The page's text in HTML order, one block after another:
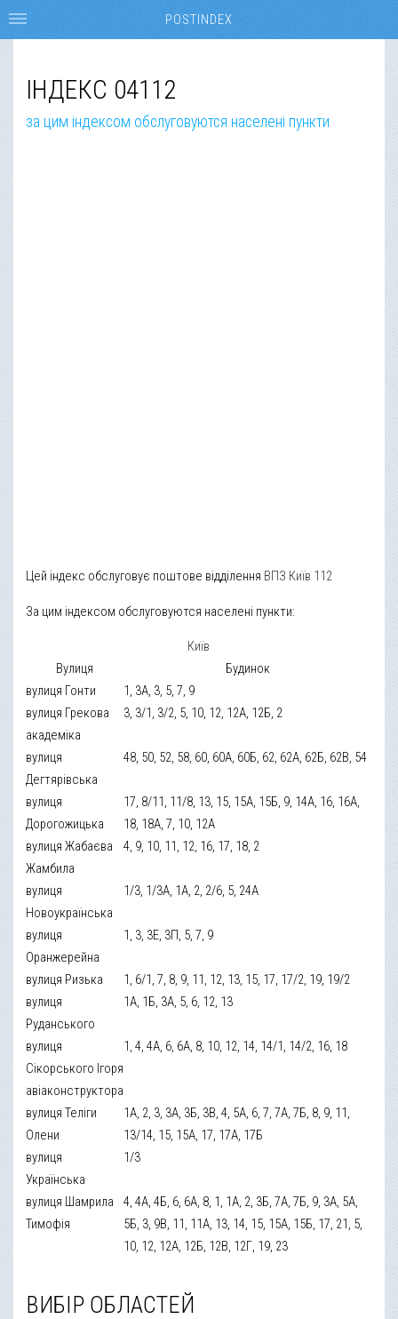
ІНДЕКС 04112
за цим індексом обслуговуются населені пункти
Цей індекс обслуговує поштове відділення ВПЗ Київ 112
За цим індексом обслуговуются населені пункти:
Київ
Вулиця
Будинок
вулиця Гонти
1, 3А, 3, 5, 7, 9
вулиця Грекова
академіка
3, 3/1, 3/2, 5, 10, 12, 12А, 12Б, 2
вулиця
Дегтярівська
48, 50, 52, 58, 60, 60А, 60Б, 62, 62А, 62Б, 62В, 54
вулиця
Дорогожицька
17, 8/11, 11/8, 13, 15, 15А, 15Б, 9, 14А, 16, 16А,
18, 18А, 7, 10, 12А
вулиця Жабаєва
Жамбила
4, 9, 10, 11, 12, 16, 17, 18, 2
вулиця
Новоукраїнська
1/3, 1/3А, 1А, 2, 2/6, 5, 24А
вулиця
Оранжерейна
1, 3, 3Е, 3П, 5, 7, 9
вулиця Ризька
1, 6/1, 7, 8, 9, 11, 12, 13, 15, 17, 17/2, 19, 19/2
вулиця
Руданського
1А, 1Б, 3А, 5, 6, 12, 13
вулиця
Сікорського Ігоря
авіаконструктора
1, 4, 4А, 6, 6А, 8, 10, 12, 14, 14/1, 14/2, 16, 18
вулиця Теліги
Олени
1А, 2, 3, 3А, 3Б, 3В, 4, 5А, 6, 7, 7А, 7Б, 8, 9, 11,
13/14, 15, 15А, 17, 17А, 17Б
вулиця
Українська
1/3
вулиця Шамрила
Тимофія
4, 4А, 4Б, 6, 6А, 8, 1, 1А, 2, 3Б, 7А, 7Б, 9, 3А, 5А,
5Б, 3, 9В, 11, 11А, 13, 14, 15, 15А, 15Б, 17, 21, 5,
10, 12, 12А, 12Б, 12В, 12Г, 19, 23
ВИБІР ОБЛАСТЕЙ
POSTINDEX